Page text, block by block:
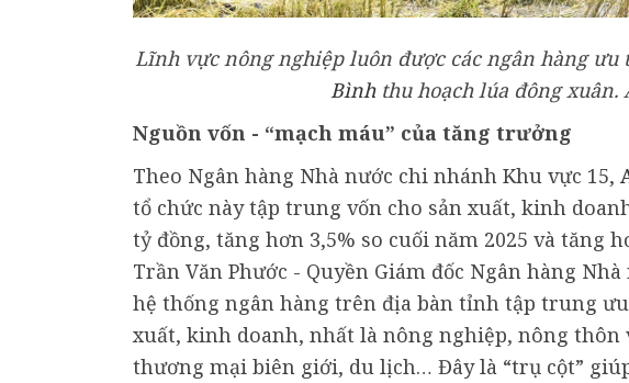
Lĩnh vực nông nghiệp luôn được các ngân hàng
Bìnhthu hoạch lúa đông xuân.
Nguồn vốn - “mạch máu” của tăng trưởng
Theo Ngân hàng Nhà nước chi nhánh Khu vực 15,
tổ chức này tập trung vốn cho sản xuất, kinh
tỷ đồng, tăng hơn 3,5% so cuối năm 2025 và tăng
Trần Văn Phước - Quyền Giám đốc Ngân hàng
hệ thống ngân hàng trên địa bàn tỉnh tập trung
xuất, kinh doanh, nhất là nông nghiệp, nông thôn
thương mại biên giới, du lịch… Đây là “trụ cột”